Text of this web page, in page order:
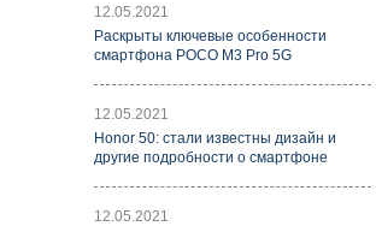
12.05.2021
Раскрыты ключевые особенности
смартфона POCO M3 Pro 5G
12.05.2021
Honor 50: стали известны дизайн и
другие подробности о смартфоне
12.05.2021